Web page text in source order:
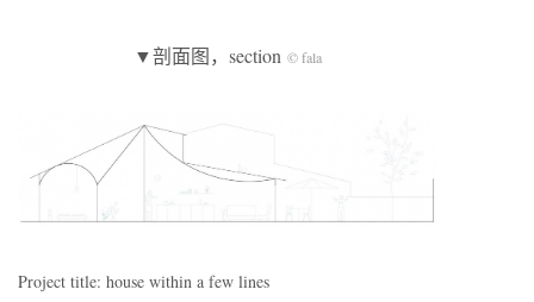
▼剖面图，section © fala
Project title: house within a few lines